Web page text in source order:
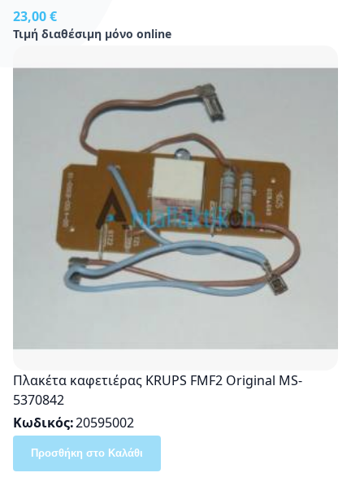
23,00 €
Τιμή διαθέσιμη μόνο online
Πλακέτα καφετιέρας KRUPS FMF2 Original MS-
5370842
Κωδικός 20595002
Προσθήκη στο Καλάθι